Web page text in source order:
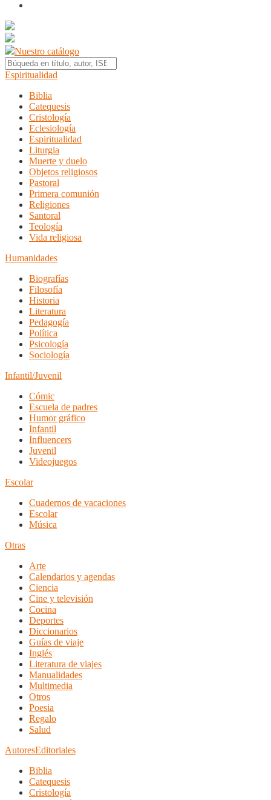
Nuestro catálogo
Espiritualidad
Biblia
Catequesis
Cristología
Eclesiología
Espiritualidad
Liturgia
Muerte y duelo
Objetos religiosos
Pastoral
Primera comunión
Religiones
Santoral
Teología
Vida religiosa
Humanidades
Biografías
Filosofía
Historia
Literatura
Pedagogía
Política
Psicología
Sociología
Infantil/Juvenil
Cómic
Escuela de padres
Humor gráfico
Infantil
Influencers
Juvenil
Videojuegos
Escolar
Cuadernos de vacaciones
Escolar
Música
Otras
Arte
Calendarios y agendas
Ciencia
Cine y televisión
Cocina
Deportes
Diccionarios
Guías de viaje
Inglés
Literatura de viajes
Manualidades
Multimedia
Otros
Poesia
Regalo
Salud
AutoresEditoriales
Biblia
Catequesis
Cristología